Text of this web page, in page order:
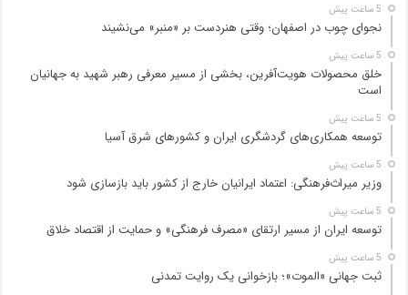
5 ساعت پیش
نجوای چوب در اصفهان؛ وقتی هنردست بر «منبر» می‌نشیند
5 ساعت پیش
خلق محصولات هویت‌آفرین، بخشی از مسیر معرفی رهبر شهید به جهانیان
است
5 ساعت پیش
توسعه همکاری‌های گردشگری ایران و کشورهای شرق آسیا
5 ساعت پیش
وزیر میراث‌فرهنگی: اعتماد ایرانیان خارج از کشور باید بازسازی شود
5 ساعت پیش
توسعه ایران از مسیر ارتقای «مصرف فرهنگی» و حمایت از اقتصاد خلاق
5 ساعت پیش
ثبت جهانی «الموت»؛ بازخوانی یک روایت تمدنی